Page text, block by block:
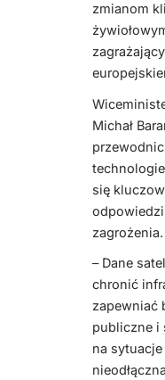
zmianom
Michał
się
zagrożenia.
– Dane
chronić
zapewniać
publiczne i
na